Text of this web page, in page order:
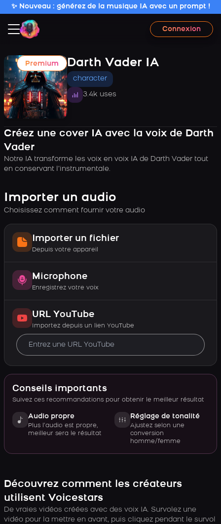
✨ Nouveau : générez de la musique IA avec un prompt !
Connexion
Premium Darth Vader IA
character
3.4k uses
Créez une cover IA avec la voix de Darth
Vader
Notre IA transforme les voix en voix IA de Darth Vader tout
en conservant l’instrumentale.
Importer un audio
Choisissez comment fournir votre audio
Importer un fichier
Depuis votre appareil
Microphone
Enregistrez votre voix
URL YouTube
Importez depuis un lien YouTube
Conseils importants
Suivez ces recommandations pour obtenir le meilleur résultat
Audio propre
Plus l’audio est propre,
meilleur sera le résultat
Réglage de tonalité
Ajustez selon une
conversion
homme/femme
Découvrez comment les créateurs
utilisent Voicestars
De vraies vidéos créées avec des voix IA. Survolez une
vidéo pour la mettre en avant, puis cliquez pendant le survol